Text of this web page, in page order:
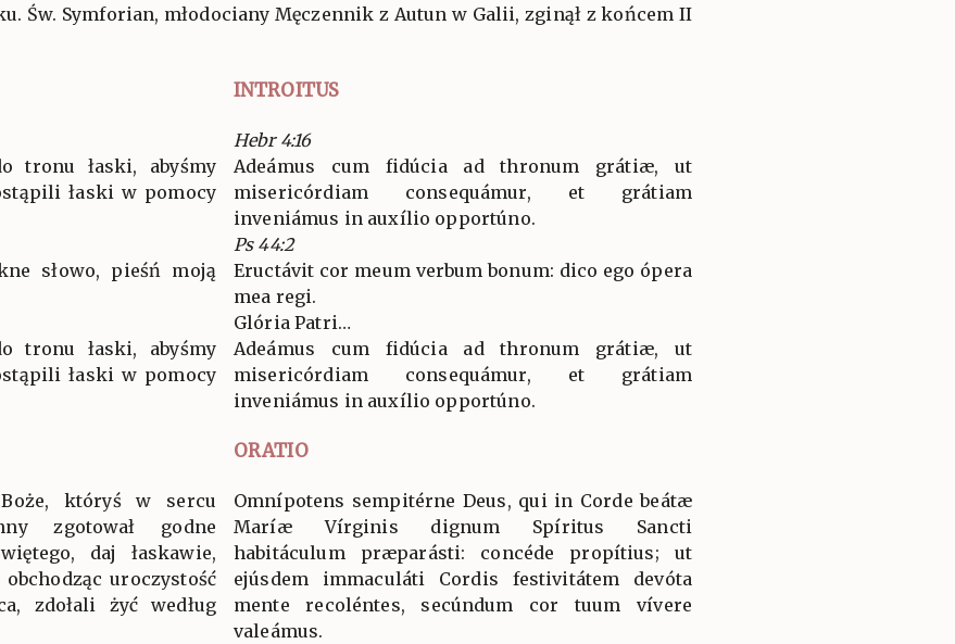
Św. Symforian, młodociany Męczennik z Autun w Galii, zginął z końcem II
INTROITUS
tronu łaski, abyśmy
łaski w pomocy
słowo, pieśń moją
tronu łaski, abyśmy
łaski w pomocy
Hebr 4:16
Adeámus cum fidúcia ad thronum grátiæ, ut
misericórdiam consequámur, et grátiam
inveniámus in auxílio opportúno.
Ps 44:2
Eructávit cor meum verbum bonum: dico ego ópera
mea regi.
Glória Patri…
Adeámus cum fidúcia ad thronum grátiæ, ut
misericórdiam consequámur, et grátiam
inveniámus in auxílio opportúno.
ORATIO
Boże, któryś w sercu
zgotował godne
daj łaskawie,
uroczystość
zdołali żyć według
Omnípotens sempitérne Deus, qui in Corde beátæ
Maríæ Vírginis dignum Spíritus Sancti
habitáculum præparásti: concéde propítius; ut
ejúsdem immaculáti Cordis festivitátem devóta
mente recoléntes, secúndum cor tuum vívere
valeámus.